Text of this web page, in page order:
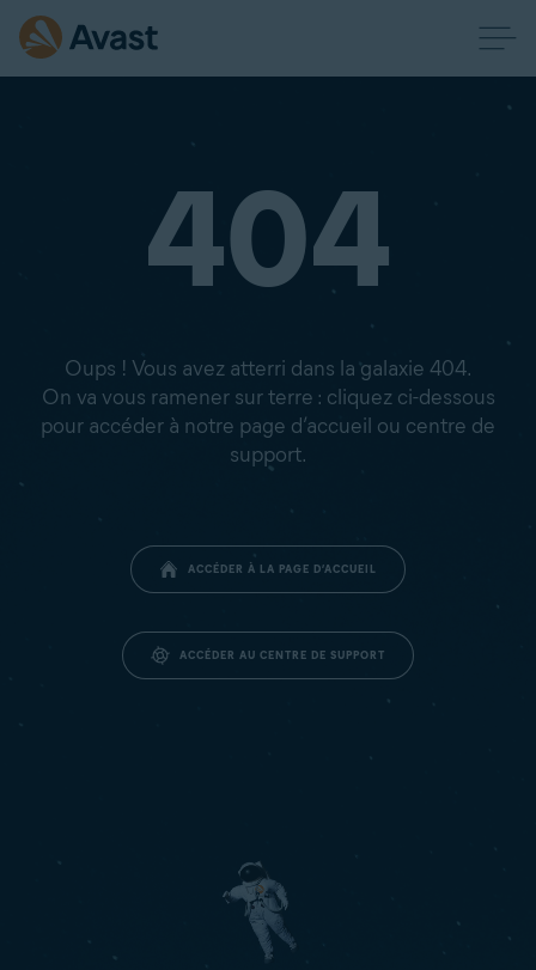
404
Oups ! Vous avez atterri dans la galaxie 404.
On va vous ramener sur terre : cliquez ci-dessous
pour accéder à notre page d’accueil ou centre de
support.
ACCÉDER À LA PAGE D’ACCUEIL
ACCÉDER AU CENTRE DE SUPPORT